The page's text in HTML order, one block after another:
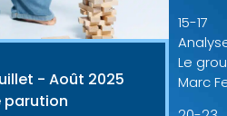
- Août 2025
parution
15-17
Le
Marc